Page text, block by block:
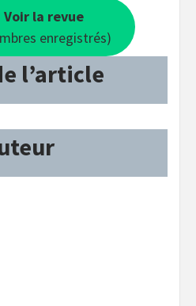
Voir la revue
enregistrés)
l’article